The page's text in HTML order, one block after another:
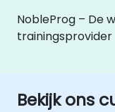
NobleProg – De
trainingsprovider
Bekijk ons